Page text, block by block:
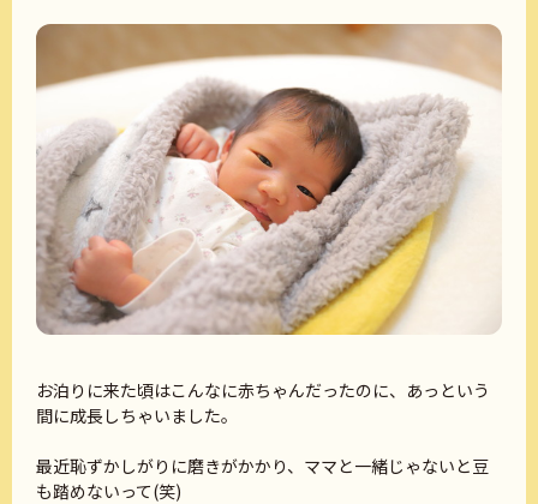
お泊りに来た頃はこんなに赤ちゃんだったのに、あっという
間に成長しちゃいました。
最近恥ずかしがりに磨きがかかり、ママと一緒じゃないと豆
も踏めないって(笑)